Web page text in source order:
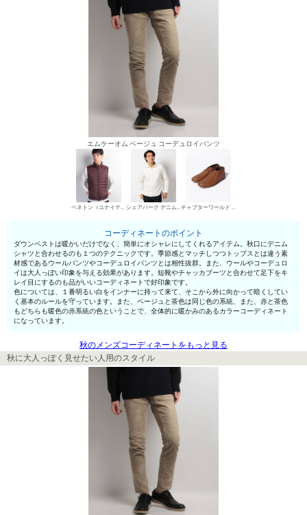
エムケーオム ベージュ コーデュロイパンツ
ベネトン（ユナイテッド カラーズ オブ ベネトン） ダウンベスト シェアパーク デニムシャツ チャプターワールド チャッカブーツ
コーディネートのポイント
ダウンベストは暖かいだけでなく、簡単にオシャレにしてくれるアイテム。秋口にデニム
シャツと合わせるのも１つのテクニックです。季節感とマッチしつつトップスとは違う素
材感であるウールパンツやコーデュロイパンツとは相性抜群。また、ウールやコーデュロ
イは大人っぽい印象を与える効果があります。短靴やチャッカブーツと合わせて足下をキ
レイ目にするのも品がいいコーディネートで好印象です。
色については、１番明るい白をインナーに持って来て、そこから外に向かって暗くしてい
く基本のルールを守っています。また、ベージュと茶色は同じ色の系統、また、赤と茶色
もどちらも暖色の赤系統の色ということで、全体的に暖かみのあるカラーコーディネート
になっています。
秋のメンズコーディネートをもっと見る
秋に大人っぽく見せたい人用のスタイル